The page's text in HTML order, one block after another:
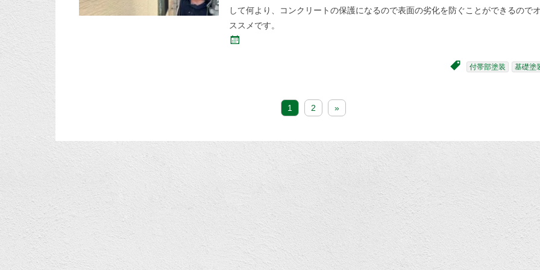
して何より、コンクリートの保護になるので表面の劣化を防ぐことができるので
ススメです。
付帯部塗装 基礎塗
1 2 »